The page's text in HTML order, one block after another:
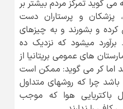
گوید تمرکز مردم بیشتر بر
و پرستاران دست
و بشورند و به چیزهای
برآورد میشود که نزدیک ده
های عمومی بریتانیا از
اما کر می گوید: ممکن است
چرا که روشهای متداول
باکتریایی هوا که موجب